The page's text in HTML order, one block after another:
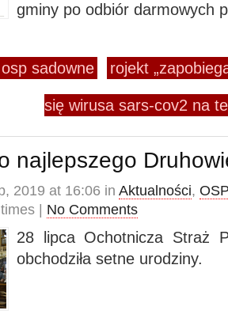
gminy po odbiór darmowych
osp sadowne rojekt
się wirusa sars-cov2 na
najlepszego
2019 at 16:06 in Aktualności,
| No Comments
28 lipca Ochotnicza Straż
obchodziła setne urodziny.